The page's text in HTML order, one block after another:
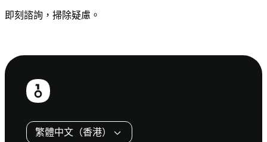
即刻諮詢，掃除疑慮。
頁
繁體中文（香港）